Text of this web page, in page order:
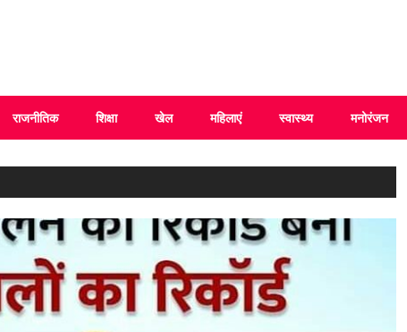
राजनीतिक शिक्षा खेल महिलाएं स्वास्थ्य मनोरंजन